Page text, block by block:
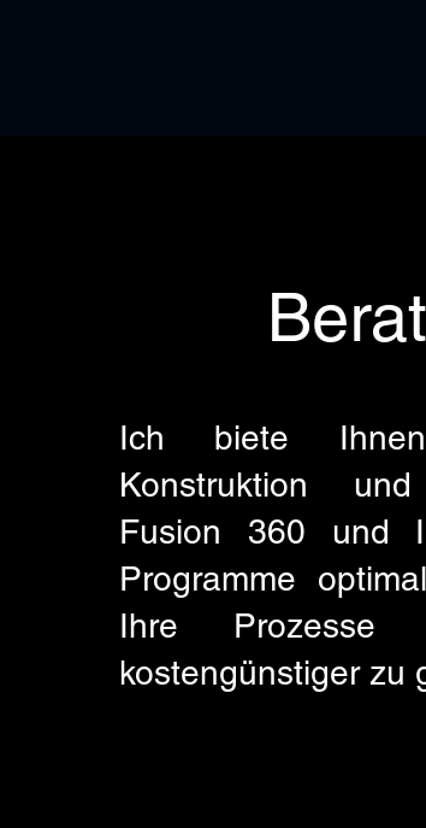
Ich biete
Konstruktion
Fusion 360 und
Programme
Ihre Prozesse
kostengünstiger zu